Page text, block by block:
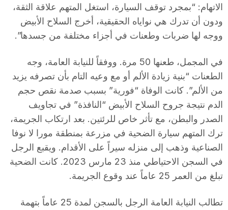
الاتهام: “بمجرد توقف السيارة، استغل المتهم علاقة الثقة،
ودون أن تدرك هي نواياه الحقيقية، أخرج السلاح الأبيض
ووجه لها ضربات وطعنات في أجزاء مختلفة من جسدها”.
في المجمل، طعنها 50 مرة. ووفقاً للنيابة العامة، وجه
الطعنات “بنية زيادة الألم أو مع وعيه التام بأن تصرفه يزيد
من الألم”. كانت الوفاة “فورية” بسبب صدمة نقص حجم
الدم نتيجة جروح السلاح الأبيض “النافذة” في تجاويف
الصدر والبطن، مع تأثر خاص للرئتين. بعد ارتكاب الجريمة،
ترك المتهم سيارة الضحية في مزرعة بمنطقة مورا لا نوفا
الصناعية وذهب إلى منزله سيراً على الأقدام. ويقبع الرجل
في السجن الاحتياطي منذ 23 مارس 2023. كانت الضحية
تبلغ من العمر 25 عاماً عند وقوع الجريمة.
تطالب النيابة العامة الرجل بالسجن لمدة 25 عاماً بتهمة